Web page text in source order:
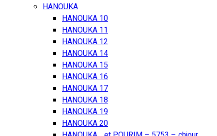
HANOUKA
HANOUKA 10
HANOUKA 11
HANOUKA 12
HANOUKA 14
HANOUKA 15
HANOUKA 16
HANOUKA 17
HANOUKA 18
HANOUKA 19
HANOUKA 20